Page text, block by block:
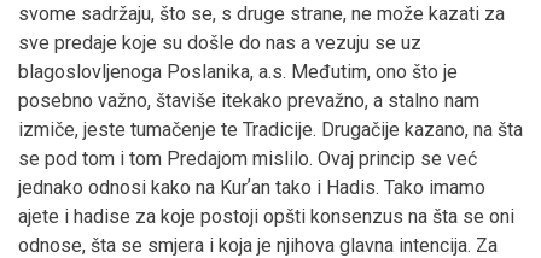
svome sadržaju, što se, s druge strane, ne može kazati za
sve predaje koje su došle do nas a vezuju se uz
blagoslovljenoga Poslanika, a.s. Međutim, ono što je
posebno važno, štaviše itekako prevažno, a stalno nam
izmiče, jeste tumačenje te Tradicije. Drugačije kazano, na šta
se pod tom i tom Predajom mislilo. Ovaj princip se već
jednako odnosi kako na Kurʼan tako i Hadis. Tako imamo
ajete i hadise za koje postoji opšti konsenzus na šta se oni
odnose, šta se smjera i koja je njihova glavna intencija. Za